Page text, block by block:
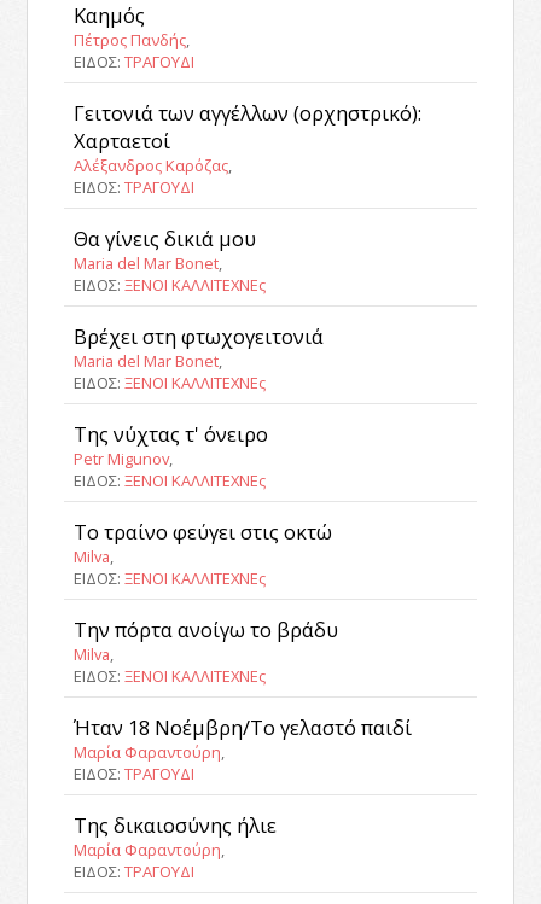
Καημός
Πέτρος Πανδής,
ΕΙΔΟΣ:ΤΡΑΓΟΥΔΙ
Γειτονιά των αγγέλλων (ορχηστρικό):
Χαρταετοί
Αλέξανδρος Καρόζας,
ΕΙΔΟΣ:ΤΡΑΓΟΥΔΙ
Θα γίνεις δικιά μου
Maria del Mar Bonet,
ΕΙΔΟΣ:ΞΕΝΟΙ ΚΑΛΛΙΤΕΧΝΕς
Βρέχει στη φτωχογειτονιά
Maria del Mar Bonet,
ΕΙΔΟΣ:ΞΕΝΟΙ ΚΑΛΛΙΤΕΧΝΕς
Της νύχτας τ' όνειρο
Petr Migunov,
ΕΙΔΟΣ:ΞΕΝΟΙ ΚΑΛΛΙΤΕΧΝΕς
Το τραίνο φεύγει στις οκτώ
Milva,
ΕΙΔΟΣ:ΞΕΝΟΙ ΚΑΛΛΙΤΕΧΝΕς
Την πόρτα ανοίγω το βράδυ
Milva,
ΕΙΔΟΣ:ΞΕΝΟΙ ΚΑΛΛΙΤΕΧΝΕς
Ήταν 18 Νοέμβρη/Το γελαστό παιδί
Μαρία Φαραντούρη,
ΕΙΔΟΣ:ΤΡΑΓΟΥΔΙ
Της δικαιοσύνης ήλιε
Μαρία Φαραντούρη,
ΕΙΔΟΣ:ΤΡΑΓΟΥΔΙ